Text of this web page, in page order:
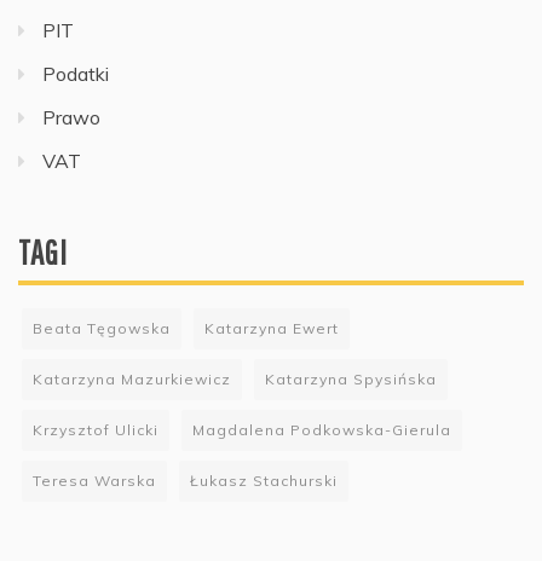
PIT
Podatki
Prawo
VAT
TAGI
Beata Tęgowska Katarzyna Ewert
Katarzyna Mazurkiewicz Katarzyna Spysińska
Krzysztof Ulicki Magdalena Podkowska-Gierula
Teresa Warska Łukasz Stachurski